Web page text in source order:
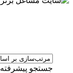
جستجو پیشرفته